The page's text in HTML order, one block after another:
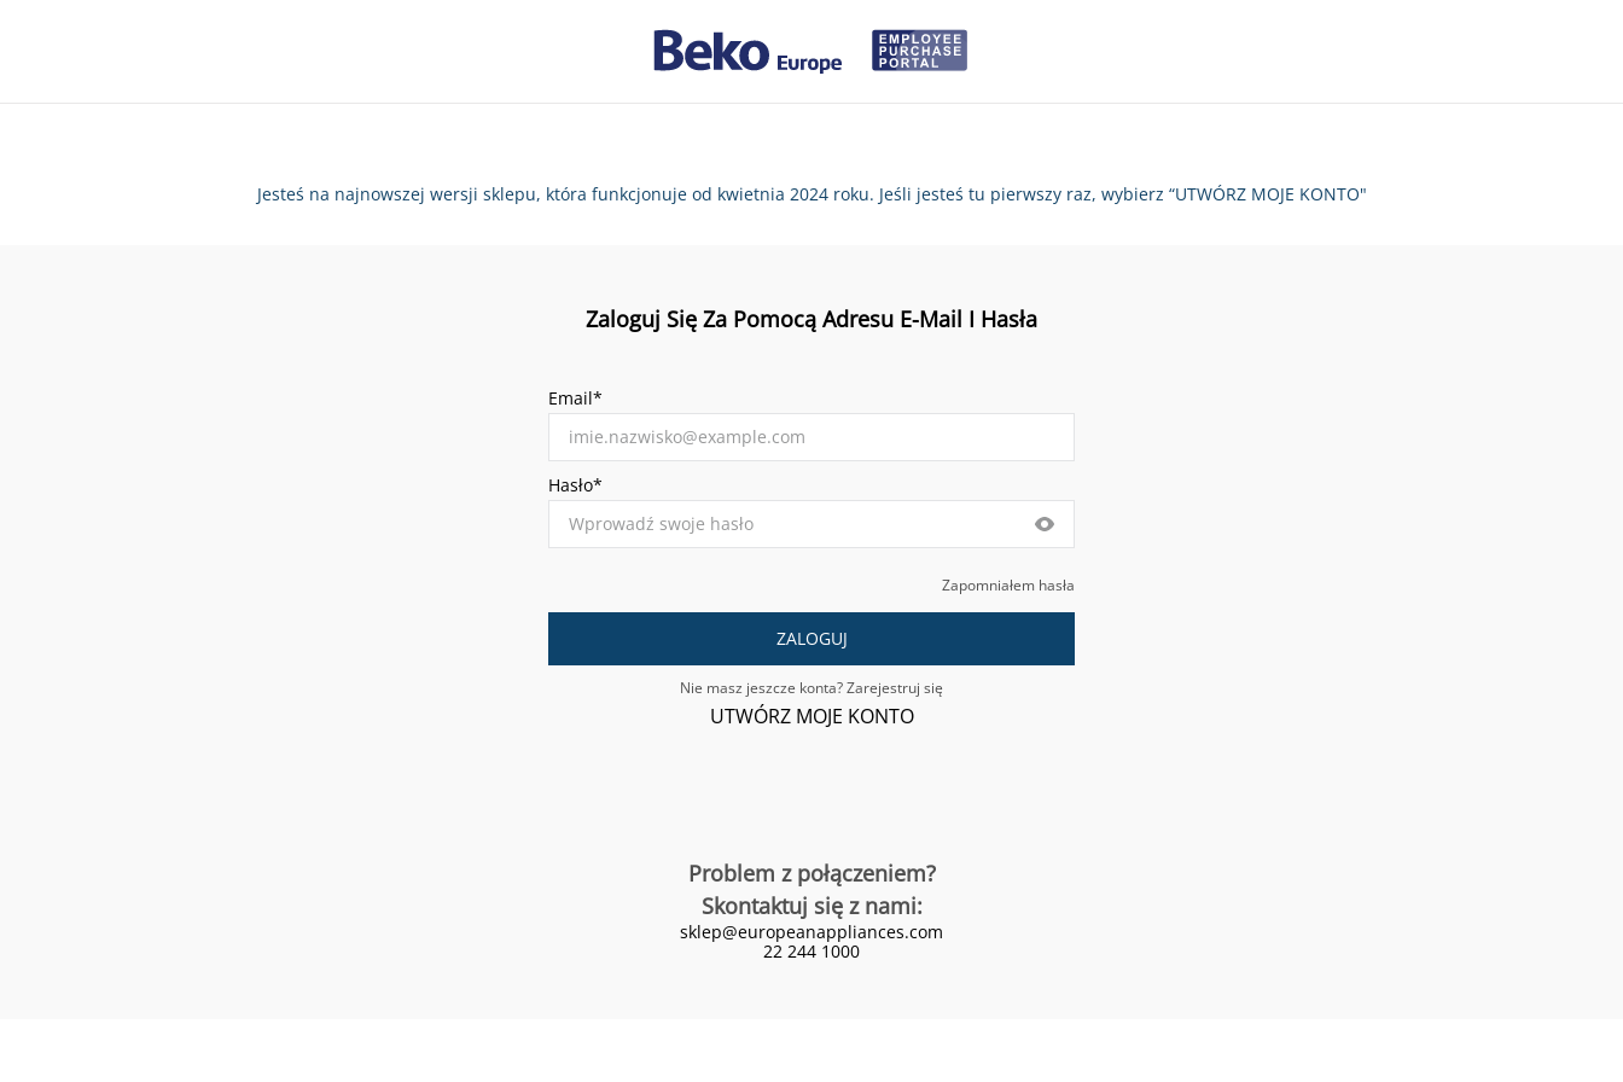
Jesteś na najnowszej wersji sklepu, która funkcjonuje od kwietnia 2024 roku. Jeśli jesteś tu pierwszy raz, wybierz “UTWÓRZ MOJE KONTO"
Zaloguj Się Za Pomocą Adresu E-Mail I Hasła
Email*
Hasło*
Zapomniałem hasła
ZALOGUJ
Nie masz jeszcze konta? Zarejestruj się
UTWÓRZ MOJE KONTO
Problem z połączeniem?
Skontaktuj się z nami:
sklep@europeanappliances.com
22 244 1000